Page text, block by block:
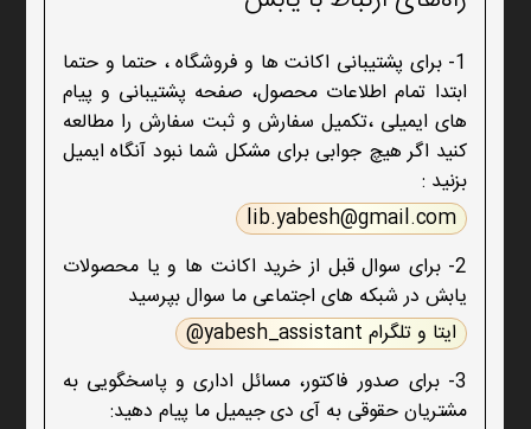
1- برای پشتیبانی اکانت ها و فروشگاه ، حتما و حتما
ابتدا تمام اطلاعات محصول، صفحه پشتیبانی و پیام
های ایمیلی ،تکمیل سفارش و ثبت سفارش را مطالعه
کنید اگر هیچ جوابی برای مشکل شما نبود آنگاه ایمیل
بزنید :
lib.yabesh@gmail.com
2- برای سوال قبل از خرید اکانت ها و یا محصولات
یابش در شبکه های اجتماعی ما سوال بپرسید
ایتا و تلگرام yabesh_assistant@
3- برای صدور فاکتور، مسائل اداری و پاسخگویی به
مشتریان حقوقی به آی دی جیمیل ما پیام دهید: